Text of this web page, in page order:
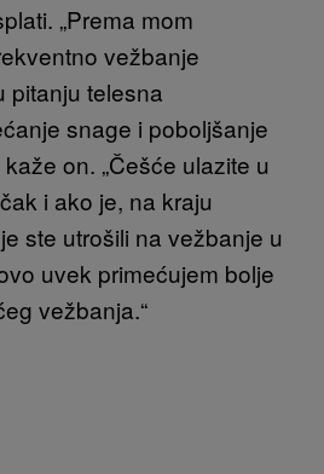
„Prema mom
vežbanje
pitanju telesna
snage i poboljšanje
on. „Češće ulazite u
i ako je, na kraju
ste utrošili na vežbanje u
uvek primećujem bolje
vežbanja.“